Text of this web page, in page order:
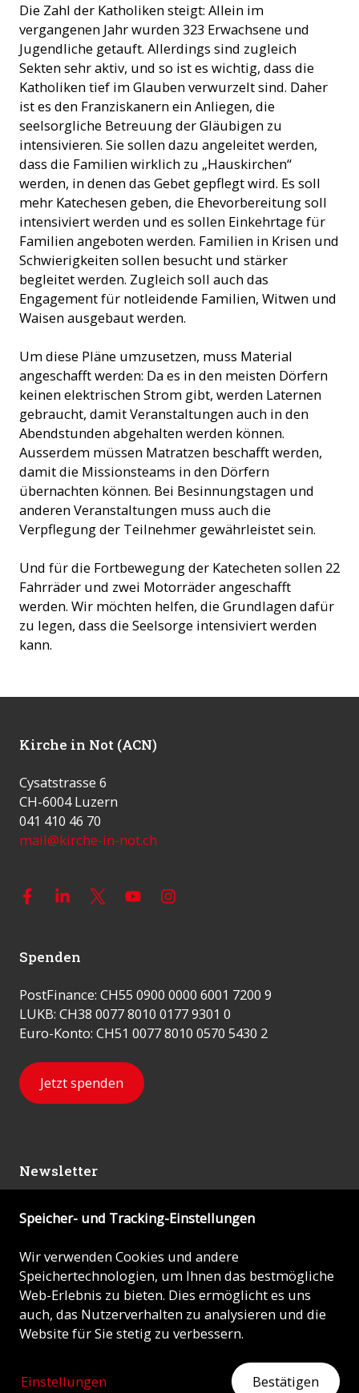
Die Zahl der Katholiken steigt: Allein im
vergangenen Jahr wurden 323 Erwachsene und
Jugendliche getauft. Allerdings sind zugleich
Sekten sehr aktiv, und so ist es wichtig, dass die
Katholiken tief im Glauben verwurzelt sind. Daher
ist es den Franziskanern ein Anliegen, die
seelsorgliche Betreuung der Gläubigen zu
intensivieren. Sie sollen dazu angeleitet werden,
dass die Familien wirklich zu „Hauskirchen“
werden, in denen das Gebet gepflegt wird. Es soll
mehr Katechesen geben, die Ehevorbereitung soll
intensiviert werden und es sollen Einkehrtage für
Familien angeboten werden. Familien in Krisen und
Schwierigkeiten sollen besucht und stärker
begleitet werden. Zugleich soll auch das
Engagement für notleidende Familien, Witwen und
Waisen ausgebaut werden.
Um diese Pläne umzusetzen, muss Material
angeschafft werden: Da es in den meisten Dörfern
keinen elektrischen Strom gibt, werden Laternen
gebraucht, damit Veranstaltungen auch in den
Abendstunden abgehalten werden können.
Ausserdem müssen Matratzen beschafft werden,
damit die Missionsteams in den Dörfern
übernachten können. Bei Besinnungstagen und
anderen Veranstaltungen muss auch die
Verpflegung der Teilnehmer gewährleistet sein.
Und für die Fortbewegung der Katecheten sollen 22
Fahrräder und zwei Motorräder angeschafft
werden. Wir möchten helfen, die Grundlagen dafür
zu legen, dass die Seelsorge intensiviert werden
kann.
ZEIGEN SIE HERZ
Kirche in Not (ACN)
Cysatstrasse 6
CH-6004 Luzern
041 410 46 70
mail@kirche-in-not.ch
Spenden
PostFinance: CH55 0900 0000 6001 7200 9
LUKB: CH38 0077 8010 0177 9301 0
Euro-Konto: CH51 0077 8010 0570 5430 2
Jetzt spenden
Newsletter
Abonnieren
© 2026 - KIRCHE IN NOT (ACN)
Impressum
Speicher- und Tracking-Einstellungen
Wir verwenden Cookies und andere
Speichertechnologien, um Ihnen das bestmögliche
Web-Erlebnis zu bieten. Dies ermöglicht es uns
auch, das Nutzerverhalten zu analysieren und die
Website für Sie stetig zu verbessern.
Einstellungen Bestätigen